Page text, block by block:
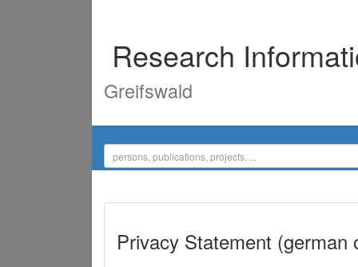
Research
Greifswald
Privacy Statement (german